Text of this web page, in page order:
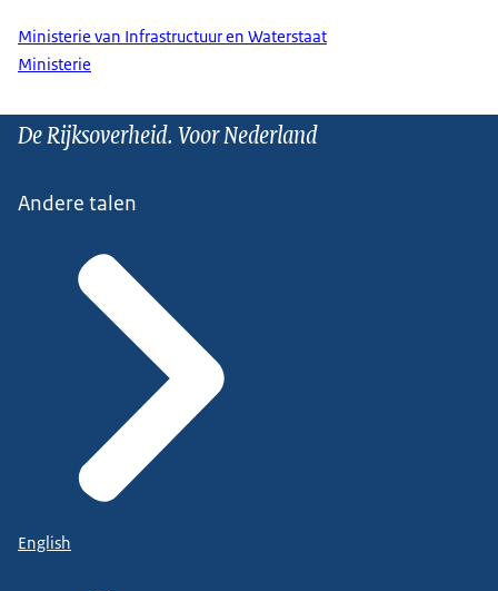
Ministerie van Infrastructuur en Waterstaat
Ministerie
De Rijksoverheid. Voor Nederland
Andere talen
English